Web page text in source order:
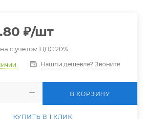
₽/шт
с учетом НДС 20%
Нашли дешевле? Звоните
В КОРЗИНУ
КУПИТЬ В 1 КЛИК